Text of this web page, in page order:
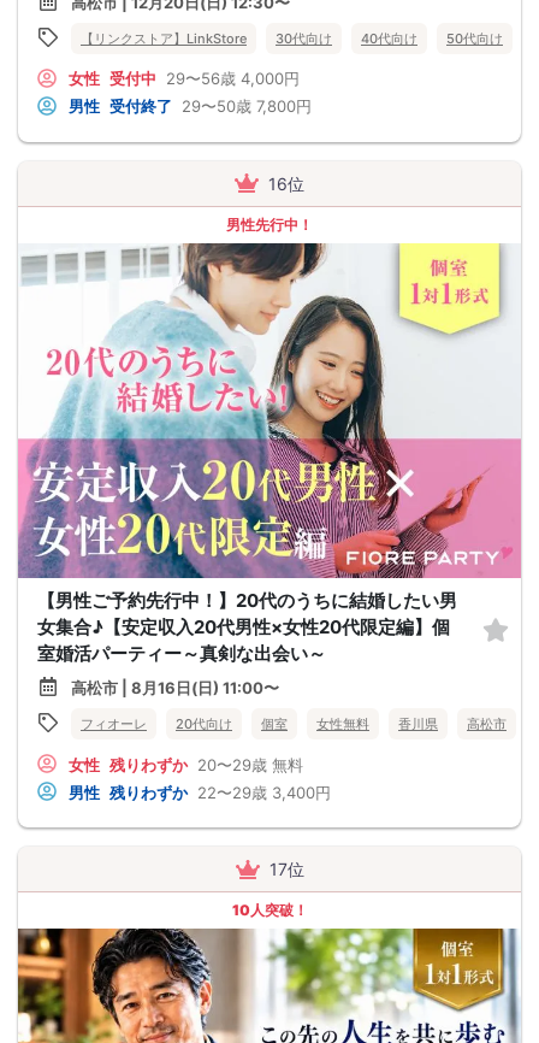
【リンクストア】LinkStore 30代向け 40代向け 50代向け
女性 受付中 29〜56歳 4,000円
男性 受付終了 29〜50歳 7,800円
16位
男性先行中！
【男性ご予約先行中！】20代のうちに結婚したい男
女集合♪【安定収入20代男性×女性20代限定編】個
室婚活パーティー～真剣な出会い～
高松市 | 8月16日(日) 11:00〜
フィオーレ 20代向け 個室 女性無料 香川県 高松市
女性 残りわずか 20〜29歳 無料
男性 残りわずか 22〜29歳 3,400円
17位
10人突破！